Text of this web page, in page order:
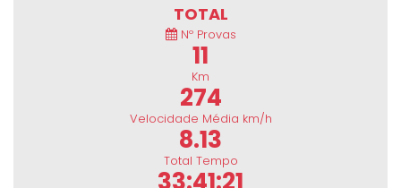
TOTAL
Nº Provas
11
Km
274
Velocidade Média km/h
8.13
Total Tempo